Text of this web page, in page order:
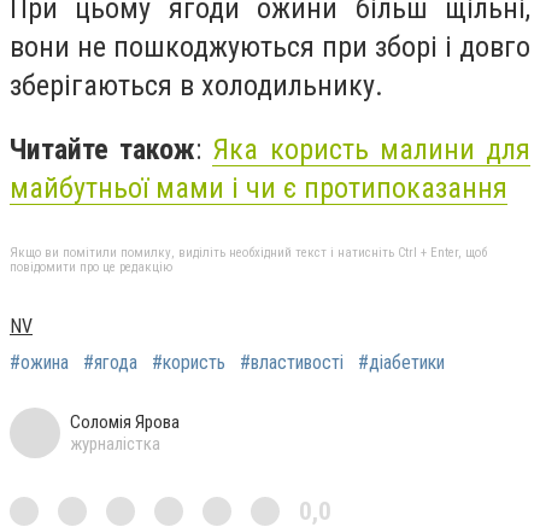
При цьому ягоди ожини більш щільні,
вони не пошкоджуються при зборі і довго
зберігаються в холодильнику.
Читайте також: Яка користь малини для
майбутньої мами і чи є протипоказання
Якщо ви помітили помилку, виділіть необхідний текст і натисніть Ctrl + Enter, щоб
повідомити про це редакцію
NV
#ожина
#ягода #користь #властивості #діабетики
Соломія Ярова
журналістка
0,0